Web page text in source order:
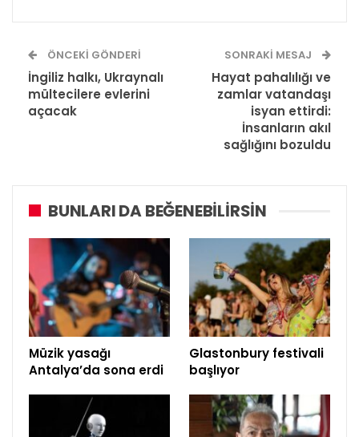
ÖNCEKI GÖNDERI
İngiliz halkı, Ukraynalı
mültecilere evlerini
açacak
SONRAKI MESAJ
Hayat pahalılığı ve
zamlar vatandaşı
isyan ettirdi:
İnsanların akıl
sağlığını bozuldu
BUNLARI DA BEĞENEBILIRSIN
Müzik yasağı
Antalya’da sona erdi
Glastonbury festivali
başlıyor